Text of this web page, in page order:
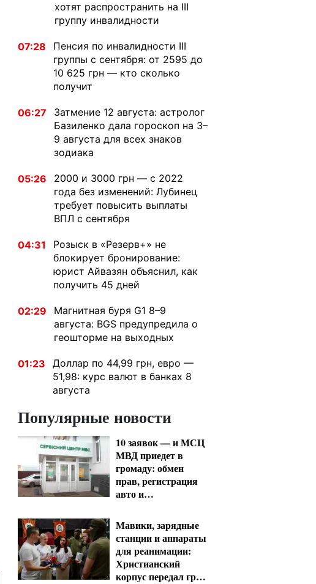
хотят распространить на III
группу инвалидности
07:28
Пенсия по инвалидности III
группы с сентября: от 2595 до
10 625 грн — кто сколько
получит
06:27
Затмение 12 августа: астролог
Базиленко дала гороскоп на 3–
9 августа для всех знаков
зодиака
05:26
2000 и 3000 грн — с 2022
года без изменений: Лубинец
требует повысить выплаты
ВПЛ с сентября
04:31
Розыск в «Резерв+» не
блокирует бронирование:
юрист Айвазян объяснил, как
получить 45 дней
02:29
Магнитная буря G1 8–9
августа: BGS предупредила о
геошторме на выходных
01:23
Доллар по 44,99 грн, евро —
51,98: курс валют в банках 8
августа
Популярные новости
10 заявок — и МСЦ
МВД приедет в
громаду: обмен
прав, регистрация
авто и
удостоверение
Мавики, зарядные
станции и аппараты
для реанимации:
Христианский
корпус передал груз